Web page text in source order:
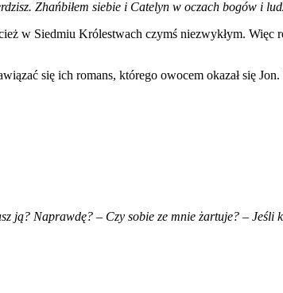
Zhańbiłem siebie i Catelyn w oczach bogów i
w Siedmiu Królestwach czymś niezwykłym. Więc
się ich romans, którego owocem okazał się
ją? Naprawdę? – Czy sobie ze mnie żartuje? – Jeśli